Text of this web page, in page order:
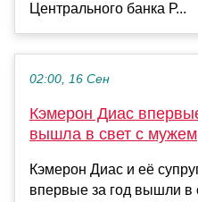
Центрального банка Р...
02:00, 16 Сен
Кэмерон Диас
вышла в свет с мужем
Кэмерон Диас и её
впервые за год вышли